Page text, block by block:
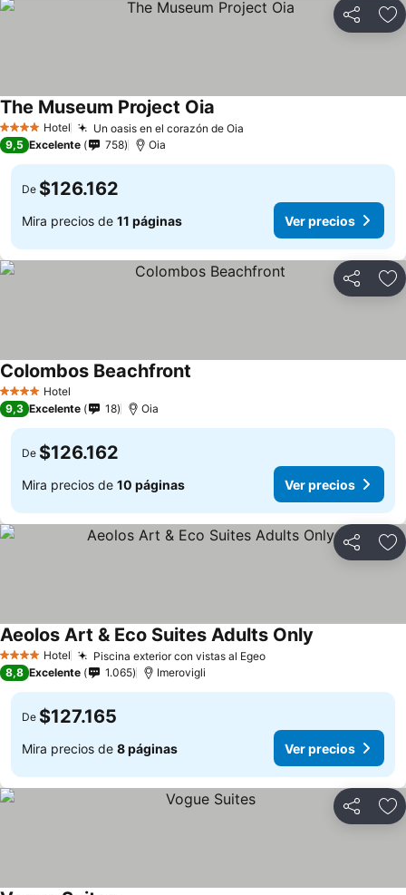
Compartir
4 EstrellasHotel Un oasis en el corazón de Oia
The Museum Project Oia
9,5 Excelente 758 Oia
De $126.162
Mira precios de 11 páginas Ver precios
Compartir
4 EstrellasHotel
Colombos Beachfront
9,3 Excelente 18 Oia
De $126.162
Mira precios de 10 páginas Ver precios
Compartir
4 EstrellasHotel Piscina exterior con vistas al Egeo
Aeolos Art & Eco Suites Adults Only
8,8 Excelente 1.065 Imerovigli
De $127.165
Mira precios de 8 páginas Ver precios
Compartir